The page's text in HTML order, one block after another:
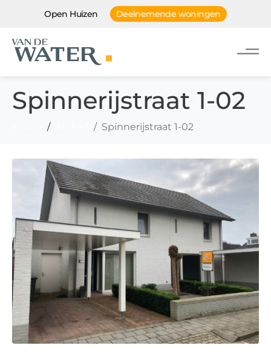
Open Huizen Deelnemende woningen
Spinnerijstraat 1-02
Spinnerijstraat 1-02